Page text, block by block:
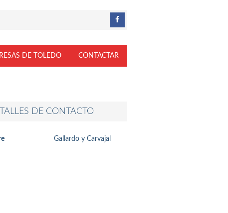
DE TOLEDO CONTACTAR
DE CONTACTO
Gallardo y Carvajal